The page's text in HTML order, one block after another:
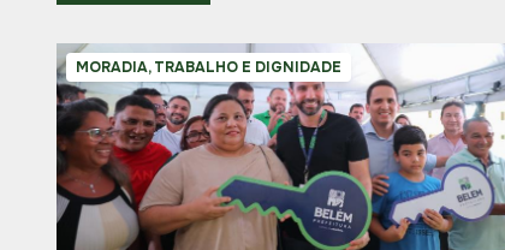
MORADIA, TRABALHO E DIGNIDADE